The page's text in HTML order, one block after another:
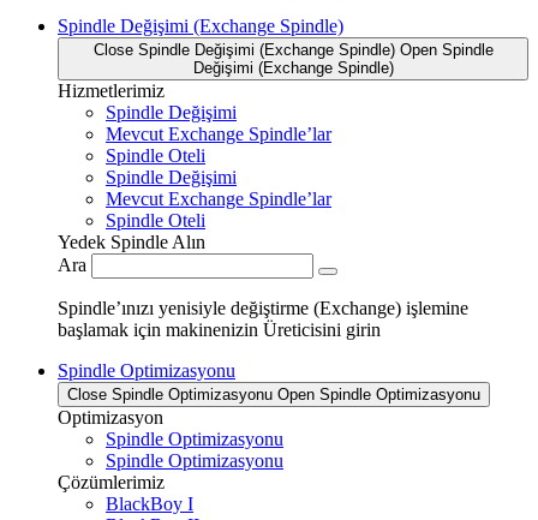
Spindle Değişimi (Exchange Spindle)
Close Spindle Değişimi (Exchange Spindle) Open Spindle
Değişimi (Exchange Spindle)
Hizmetlerimiz
Spindle Değişimi
Mevcut Exchange Spindle’lar
Spindle Oteli
Spindle Değişimi
Mevcut Exchange Spindle’lar
Spindle Oteli
Yedek Spindle Alın
Ara
Spindle’ınızı yenisiyle değiştirme (Exchange) işlemine
başlamak için makinenizin Üreticisini girin
Spindle Optimizasyonu
Close Spindle Optimizasyonu Open Spindle Optimizasyonu
Optimizasyon
Spindle Optimizasyonu
Spindle Optimizasyonu
Çözümlerimiz
BlackBoy I